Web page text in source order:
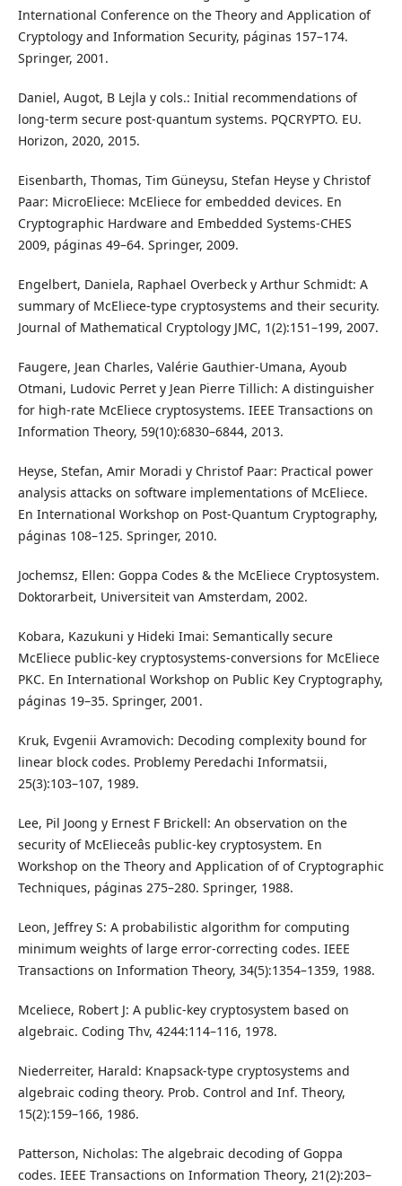
International Conference on the Theory and Application of
Cryptology and Information Security, páginas 157–174.
Springer, 2001.
Daniel, Augot, B Lejla y cols.: Initial recommendations of
long-term secure post-quantum systems. PQCRYPTO. EU.
Horizon, 2020, 2015.
Eisenbarth, Thomas, Tim Güneysu, Stefan Heyse y Christof
Paar: MicroEliece: McEliece for embedded devices. En
Cryptographic Hardware and Embedded Systems-CHES
2009, páginas 49–64. Springer, 2009.
Engelbert, Daniela, Raphael Overbeck y Arthur Schmidt: A
summary of McEliece-type cryptosystems and their security.
Journal of Mathematical Cryptology JMC, 1(2):151–199, 2007.
Faugere, Jean Charles, Valérie Gauthier-Umana, Ayoub
Otmani, Ludovic Perret y Jean Pierre Tillich: A distinguisher
for high-rate McEliece cryptosystems. IEEE Transactions on
Information Theory, 59(10):6830–6844, 2013.
Heyse, Stefan, Amir Moradi y Christof Paar: Practical power
analysis attacks on software implementations of McEliece.
En International Workshop on Post-Quantum Cryptography,
páginas 108–125. Springer, 2010.
Jochemsz, Ellen: Goppa Codes & the McEliece Cryptosystem.
Doktorarbeit, Universiteit van Amsterdam, 2002.
Kobara, Kazukuni y Hideki Imai: Semantically secure
McEliece public-key cryptosystems-conversions for McEliece
PKC. En International Workshop on Public Key Cryptography,
páginas 19–35. Springer, 2001.
Kruk, Evgenii Avramovich: Decoding complexity bound for
linear block codes. Problemy Peredachi Informatsii,
25(3):103–107, 1989.
Lee, Pil Joong y Ernest F Brickell: An observation on the
security of McElieceâs public-key cryptosystem. En
Workshop on the Theory and Application of of Cryptographic
Techniques, páginas 275–280. Springer, 1988.
Leon, Jeffrey S: A probabilistic algorithm for computing
minimum weights of large error-correcting codes. IEEE
Transactions on Information Theory, 34(5):1354–1359, 1988.
Mceliece, Robert J: A public-key cryptosystem based on
algebraic. Coding Thv, 4244:114–116, 1978.
Niederreiter, Harald: Knapsack-type cryptosystems and
algebraic coding theory. Prob. Control and Inf. Theory,
15(2):159–166, 1986.
Patterson, Nicholas: The algebraic decoding of Goppa
codes. IEEE Transactions on Information Theory, 21(2):203–